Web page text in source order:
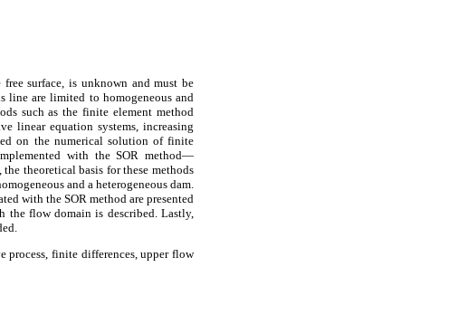
surface, is unknown and must be
line are limited to homogeneous and
such as the finite element method
linear equation systems, increasing
on the numerical solution of finite
with the SOR method—
theoretical basis for these methods
and a heterogeneous dam.
with the SOR method are presented
the flow domain is described. Lastly,
process, finite differences, upper flow